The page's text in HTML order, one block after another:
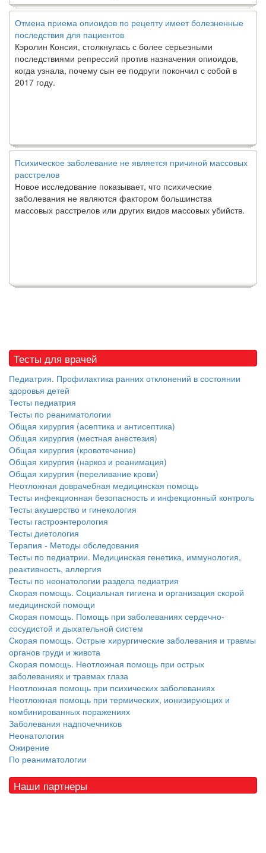
Отмена приема опиоидов по рецепту имеет болезненные
последствия для пациентов
Кэролин Консия, столкнулась с более серьезными
последствиями репрессий против назначения опиоидов,
когда узнала, почему сын ее подруги покончил с собой в
2017 году.
Психическое заболевание не является причиной массовых
расстрелов
Новое исследование показывает, что психические
заболевания не являются фактором большинства
массовых расстрелов или других видов массовых убийств.
Тесты для врачей
Педиатрия. Профилактика ранних отклонений в состоянии
здоровья детей
Тесты педиатрия
Тесты по реаниматологии
Общая хирургия (асептика и антисептика)
Общая хирургия (местная анестезия)
Общая хирургия (кровотечение)
Общая хирургия (наркоз и реанимация)
Общая хирургия (переливание крови)
Неотложная доврачебная медицинская помощь
Тесты инфекционная безопасность и инфекционный контроль
Тесты акушерство и гинекология
Тесты гастроэнтерология
Тесты диетология
Терапия - Методы обследования
Тесты по педиатрии. Медицинская генетика, иммунология,
реактивность, аллергия
Тесты по неонатологии раздела педиатрия
Скорая помощь. Социальная гигиена и организация скорой
медицинской помощи
Скорая помощь. Помощь при заболеваниях сердечно-
сосудистой и дыхательной систем
Скорая помощь. Острые хирургические заболевания и травмы
органов груди и живота
Скорая помощь. Неотложная помощь при острых
заболеваниях и травмах глаза
Неотложная помощь при психических заболеваниях
Неотложная помощь при термических, ионизирующих и
комбинированных поражениях
Заболевания надпочечников
Неонатология
Ожирение
По реаниматологии
Наши партнеры